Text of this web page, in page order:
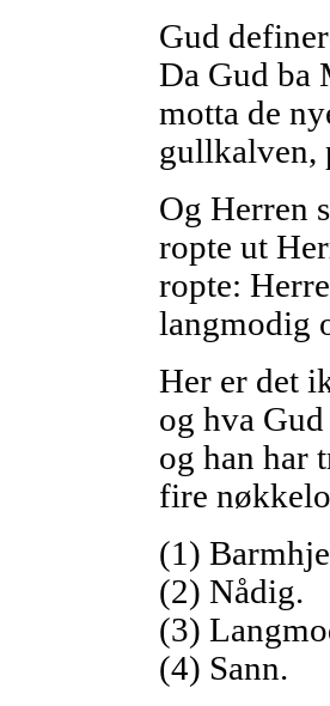
Gud
Da Gud ba
motta de
gullkalven,
Og Herren
ropte ut
ropte:
langmodig
Her er det
og hva
og han har
fire
(1)
(2) Nådig.
(3)
(4) Sann.